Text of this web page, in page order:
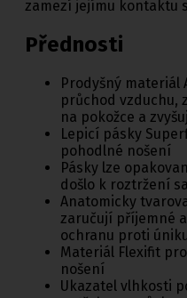
zamezí jejímu kontaktu
Přednosti
Prodyšný materiál
průchod vzduchu,
na pokožce a
Lepicí pásky
pohodlné nošení
Pásky lze
došlo k roztržení
Anatomicky
zaručují příjemné
ochranu proti
Materiál Flexifit
nošení
Ukazatel vlhkosti